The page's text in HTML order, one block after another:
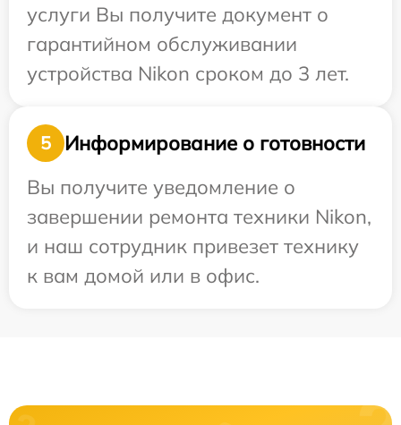
услуги Вы получите документ о
гарантийном обслуживании
устройства Nikon сроком до 3 лет.
5
Информирование о готовности
Вы получите уведомление о
завершении ремонта техники Nikon,
и наш сотрудник привезет технику
к вам домой или в офис.